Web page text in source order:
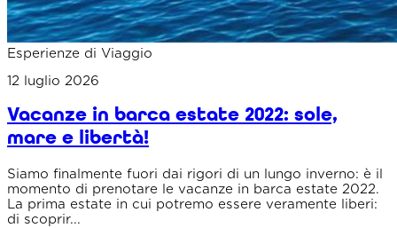
Esperienze di Viaggio
12 luglio 2026
Vacanze in barca estate 2022: sole,
mare e libertà!
Siamo finalmente fuori dai rigori di un lungo inverno: è il
momento di prenotare le vacanze in barca estate 2022.
La prima estate in cui potremo essere veramente liberi:
di scoprir...